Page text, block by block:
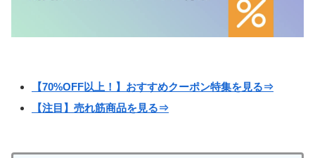
【70%OFF以上！】おすすめクーポン特集を見る⇒
【注目】売れ筋商品を見る⇒